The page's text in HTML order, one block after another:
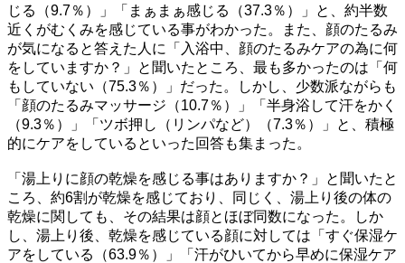
じる（9.7％）」「まぁまぁ感じる（37.3％）」と、約半数
近くがむくみを感じている事がわかった。また、顔のたるみ
が気になると答えた人に「入浴中、顔のたるみケアの為に何
をしていますか？」と聞いたところ、最も多かったのは「何
もしていない（75.3％）」だった。しかし、少数派ながらも
「顔のたるみマッサージ（10.7％）」「半身浴して汗をかく
（9.3％）」「ツボ押し（リンパなど）（7.3％）」と、積極
的にケアをしているといった回答も集まった。
「湯上りに顔の乾燥を感じる事はありますか？」と聞いたと
ころ、約6割が乾燥を感じており、同じく、湯上り後の体の
乾燥に関しても、その結果は顔とほぼ同数になった。しか
し、湯上り後、乾燥を感じている顔に対しては「すぐ保湿ケ
アをしている（63.9％）」「汗がひいてから早めに保湿ケア